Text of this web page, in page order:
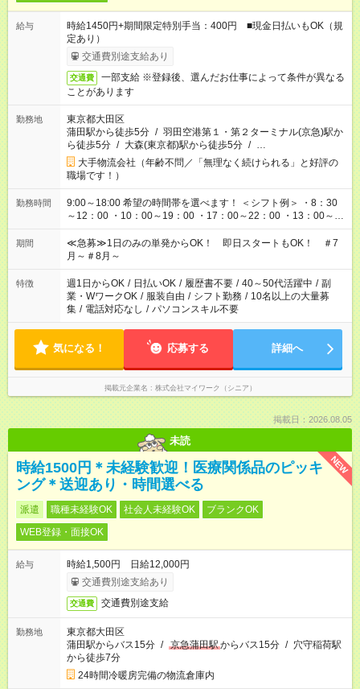
給与
時給1450円+期間限定特別手当：400円 ■現金日払いもOK（規
定あり）
交通費別途支給あり
交通費
一部支給 ※登録後、選んだお仕事によって条件が異なる
ことがあります
勤務地
東京都大田区
蒲田駅から徒歩5分 / 羽田空港第１・第２ターミナル(京急)駅か
ら徒歩5分 / 大森(東京都)駅から徒歩5分 / …
大手物流会社（年齢不問／「無理なく続けられる」と好評の
職場です！）
勤務時間
9:00～18:00 希望の時間帯を選べます！ ＜シフト例＞ ・8：30
～12：00 ・10：00～19：00 ・17：00～22：00 ・13：00～
22：00 ・22：00～翌6：00 など
期間
≪急募≫1日のみの単発からOK！ 即日スタートもOK！ ＃7
月～＃8月～
特徴 週1日からOK / 日払いOK / 履歴書不要 / 40～50代活躍中 / 副
業・WワークOK / 服装自由 / シフト勤務 / 10名以上の大量募
集 / 電話対応なし / パソコンスキル不要
気になる！ 応募する 詳細へ
掲載元企業名 株式会社マイワーク（シニア）
掲載日：2026.08.05
未読
NEW
時給1500円＊未経験歓迎！医療関係品のピッキ
ング＊送迎あり・時間選べる
派遣 職種未経験OK 社会人未経験OK
ブランクOK
WEB登録・面接OK
給与
時給1,500円 日給12,000円
交通費別途支給あり
交通費 交通費別途支給
勤務地
東京都大田区
蒲田駅からバス15分 / 京急蒲田駅からバス15分 / 穴守稲荷駅
から徒歩7分
24時間冷暖房完備の物流倉庫内